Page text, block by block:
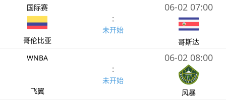
国际赛
哥伦比亚
:
未开始
06-02 07:00
哥斯达
WNBA
飞翼
:
未开始
06-02 08:00
风暴